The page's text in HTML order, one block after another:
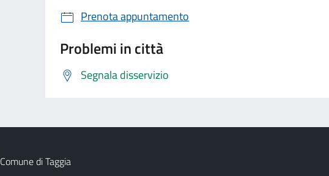
Prenota appuntamento
Problemi in città
Segnala disservizio
Comune di Taggia